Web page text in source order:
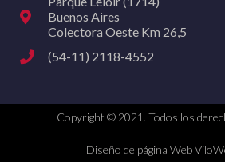
Buenos Aires
Colectora Oeste Km 26,5
(54-11) 2118-4552
Copyright © 2021. Todos los
Diseño de página Web